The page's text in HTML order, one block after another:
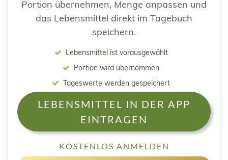
Portion übernehmen, Menge anpassen und
das Lebensmittel direkt im Tagebuch
speichern.
Lebensmittel ist vorausgewählt
Portion wird übernommen
Tageswerte werden gespeichert
LEBENSMITTEL IN DER APP
EINTRAGEN
KOSTENLOS ANMELDEN